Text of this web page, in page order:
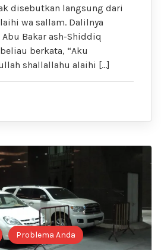
disebutkan langsung dari
wa sallam. Dalilnya
Bakar ash-Shiddiq
berkata, “Aku
shallallahu alaihi […]
Problema Anda